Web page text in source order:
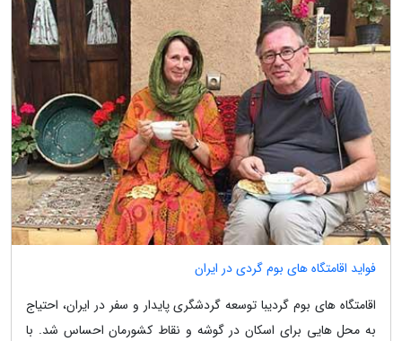
فواید اقامتگاه های بوم گردی در ایران
اقامتگاه های بوم گردیبا توسعه گردشگری پایدار و سفر در ایران، احتیاج
به محل هایی برای اسکان در گوشه و نقاط کشورمان احساس شد. با